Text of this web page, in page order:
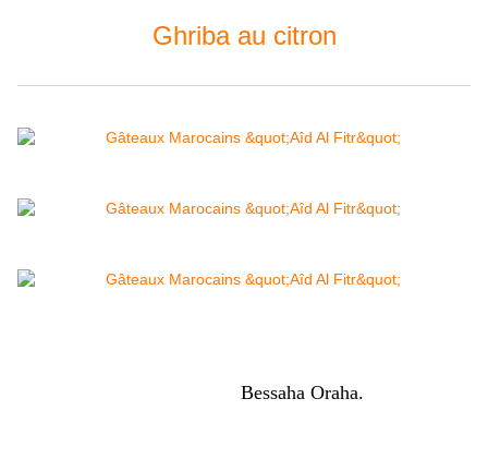
Ghriba au citron
Bessaha Oraha.